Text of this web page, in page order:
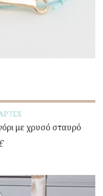
με χρυσό σταυρό